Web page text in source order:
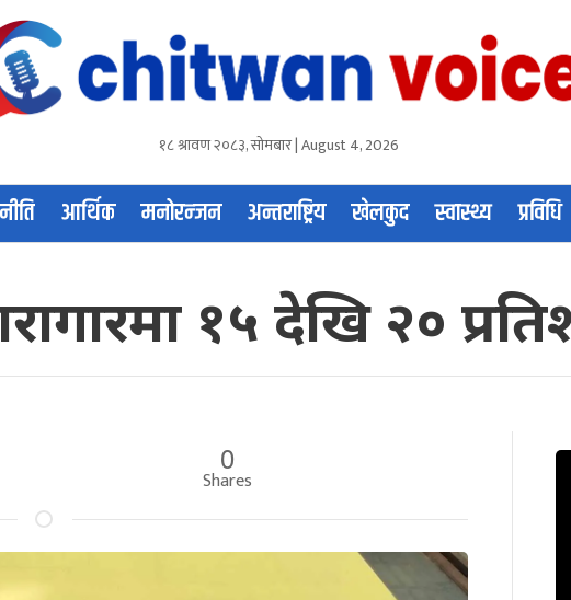
१८ श्रावण २०८३, सोमबार | August 4, 2026
आर्थिक मनोरन्जन अन्तराष्ट्रिय खेलकुद स्वास्थ्य प्रविधि
१५ देखि २०
0
Shares